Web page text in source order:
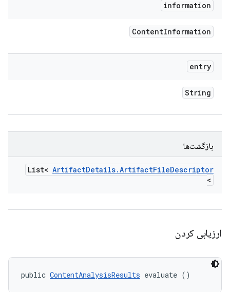
information
ContentInformation
entry
String
بازگشت‌ها
List< ArtifactDetails.ArtifactFileDescriptor
>
ارزیابی کردن
public ContentAnalysisResults evaluate ()